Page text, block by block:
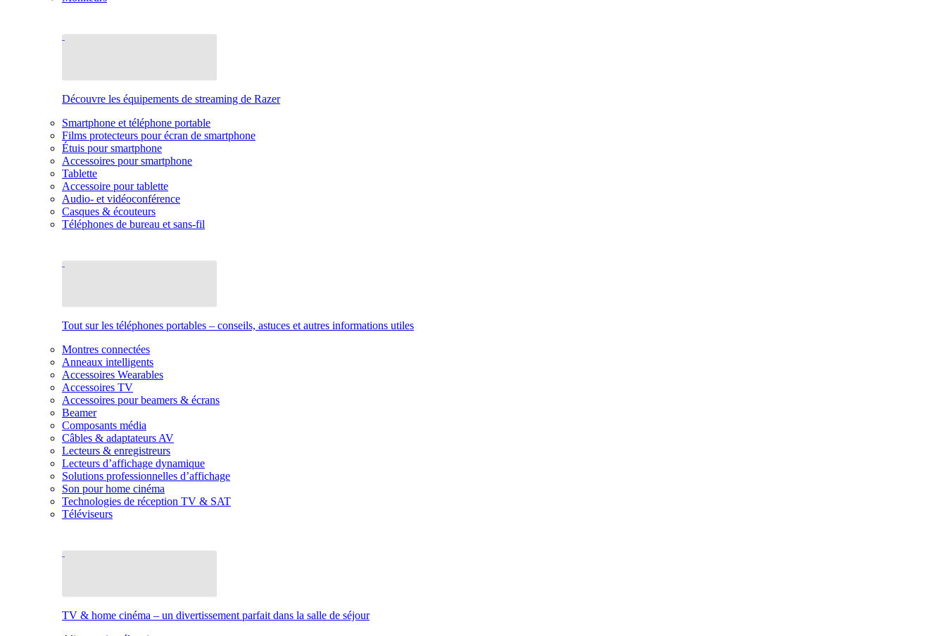
Découvre les équipements de streaming de Razer
Smartphone et téléphone portable
Films protecteurs pour écran de smartphone
Étuis pour smartphone
Accessoires pour smartphone
Tablette
Accessoire pour tablette
Audio- et vidéoconférence
Casques & écouteurs
Téléphones de bureau et sans-fil
Tout sur les téléphones portables – conseils, astuces et autres informations utiles
Montres connectées
Anneaux intelligents
Accessoires Wearables
Accessoires TV
Accessoires pour beamers & écrans
Beamer
Composants média
Câbles & adaptateurs AV
Lecteurs & enregistreurs
Lecteurs d’affichage dynamique
Solutions professionnelles d’affichage
Son pour home cinéma
Technologies de réception TV & SAT
Téléviseurs
TV & home cinéma – un divertissement parfait dans la salle de séjour